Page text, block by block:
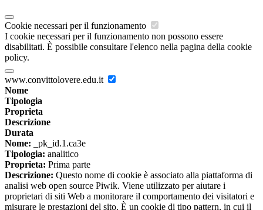
Cookie necessari per il funzionamento
I cookie necessari per il funzionamento non possono essere
disabilitati. È possibile consultare l'elenco nella pagina della cookie
policy.
www.convittolovere.edu.it
Nome
Tipologia
Proprieta
Descrizione
Durata
Nome: _pk_id.1.ca3e
Tipologia: analitico
Proprieta: Prima parte
Descrizione: Questo nome di cookie è associato alla piattaforma di
analisi web open source Piwik. Viene utilizzato per aiutare i
proprietari di siti Web a monitorare il comportamento dei visitatori e
misurare le prestazioni del sito. È un cookie di tipo pattern, in cui il